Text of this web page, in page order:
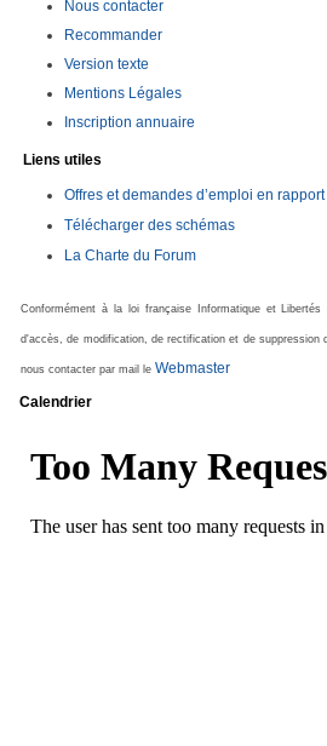
Nous contacter
Recommander
Version texte
Mentions Légales
Inscription annuaire
Liens utiles
Offres et demandes d’emploi en
Télécharger des schémas
La Charte du Forum
Conformément à la loi française Informatique et
d'accès, de modification, de rectification et de suppression
nous contacter par mail le Webmaster
Calendrier